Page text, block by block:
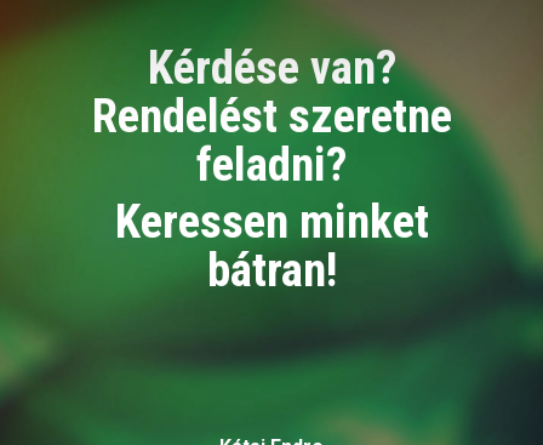
Kérdése van?
Rendelést szeretne
feladni?
Keressen minket
bátran!